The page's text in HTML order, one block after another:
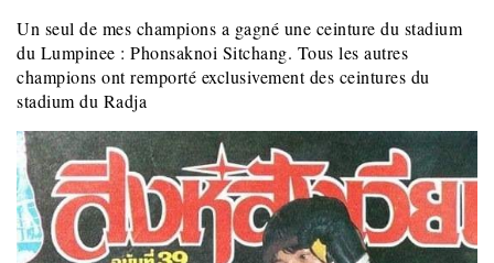
Un seul de mes champions a gagné une ceinture du stadium
du Lumpinee : Phonsaknoi Sitchang. Tous les autres
champions ont remporté exclusivement des ceintures du
stadium du Radja